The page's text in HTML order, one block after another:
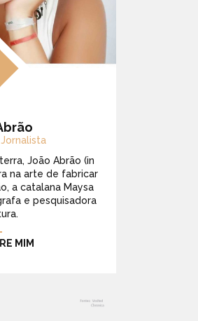
João Abrão (in
na arte de fabricar
a catalana Maysa
e pesquisadora
MIM